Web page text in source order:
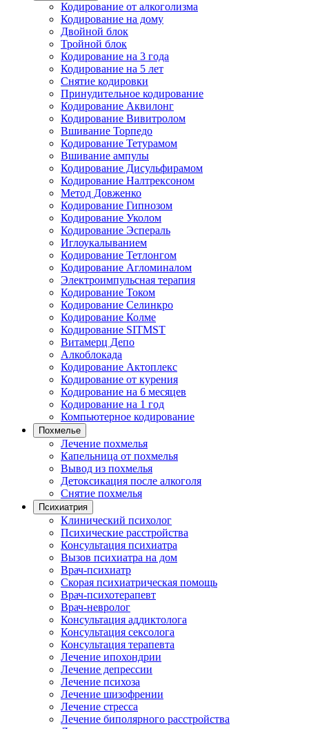
Кодирование от алкоголизма
Кодирование на дому
Двойной блок
Тройной блок
Кодирование на 3 года
Кодирование на 5 лет
Снятие кодировки
Принудительное кодирование
Кодирование Аквилонг
Кодирование Вивитролом
Вшивание Торпедо
Кодирование Тетурамом
Вшивание ампулы
Кодирование Дисульфирамом
Кодирование Налтрексоном
Метод Довженко
Кодирование Гипнозом
Кодирование Уколом
Кодирование Эспераль
Иглоукалыванием
Кодирование Тетлонгом
Кодирование Агломиналом
Электроимпульсная терапия
Кодирование Током
Кодирование Селинкро
Кодирование Колме
Кодирование SITMST
Витамерц Депо
Алкоблокада
Кодирование Актоплекс
Кодирование от курения
Кодирование на 6 месяцев
Кодирование на 1 год
Компьютерное кодирование
Похмелье
Лечение похмелья
Капельница от похмелья
Вывод из похмелья
Детоксикация после алкоголя
Снятие похмелья
Психиатрия
Клинический психолог
Психические расстройства
Консультация психиатра
Вызов психиатра на дом
Врач-психиатр
Скорая психиатрическая помощь
Врач-психотерапевт
Врач-невролог
Консультация аддиктолога
Консультация сексолога
Консультация терапевта
Лечение ипохондрии
Лечение депрессии
Лечение психоза
Лечение шизофрении
Лечение стресса
Лечение биполярного расстройства